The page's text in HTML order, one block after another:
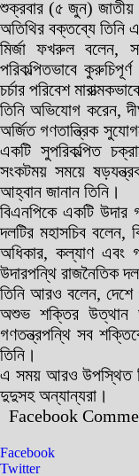
শুক্রবার (৫ জুন)
অতিথির বক্তব্যে তিনি
মির্জা ফখরুল বলেন,
পরিকল্পিতভাবে
চর্চার পরিবেশ
তিনি অভিযোগ করেন,
অর্জিত গণতান্ত্রিক
একটি সুপরিকল্পিত
সংকটময় সময়ে
আহ্বান জানান তিনি।
বিএনপিকে একটি উদার
দলটির মহাসচিব
অধিকার, কল্যাণ এবং
উদারপন্থি রাজনৈতিক
তিনি আরও বলেন, দেশে
অশুভ শক্তির উত্থান
গণতন্ত্রপন্থি সব
তিনি।
এ সময় আরও উপস্থিত
দুদুসহ অন্যান্যরা।
Facebook
Facebook
Twitter